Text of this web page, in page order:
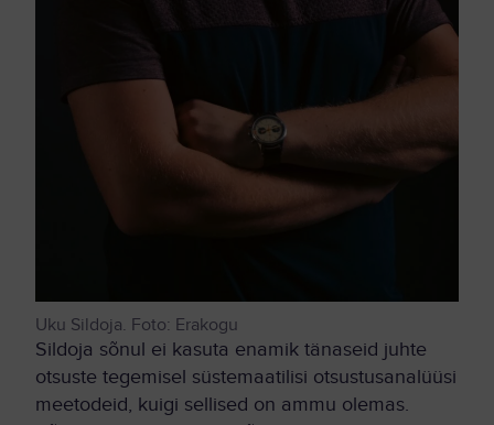
Uku Sildoja. Foto: Erakogu
Sildoja sõnul ei kasuta enamik tänaseid juhte
otsuste tegemisel süstemaatilisi otsustusanalüüsi
meetodeid, kuigi sellised on ammu olemas.